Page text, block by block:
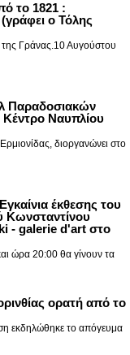
το 1821 :
ο Τόλης
της Γράνας.10 Αυγούστου
Παραδοσιακών
Ναυπλίου
διοργανώνει στο
έκθεσης του
Κωνσταντίνου
- galerie d'art στο
ώρα 20:00 θα γίνουν τα
ορατή από το
εκδηλώθηκε το απόγευμα